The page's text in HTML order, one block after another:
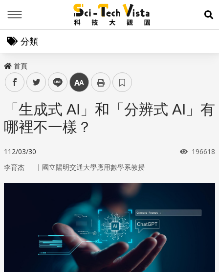
展
分類
首頁
facebooktwitter line 中
「生成式 AI」和「分辨式 AI」有
哪裡不一樣？
112/03/30 瀏覽次數
196618
李育杰 ｜ 國立陽明交通大學應用數學系教授